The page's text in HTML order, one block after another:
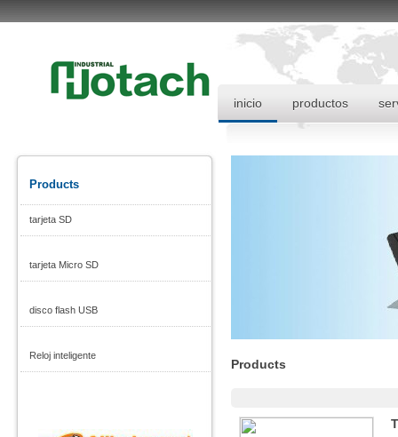
inicio productos
Products
tarjeta SD
tarjeta Micro SD
disco flash USB
Reloj inteligente
Products